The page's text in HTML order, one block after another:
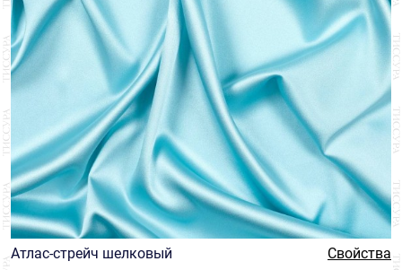
Атлас-стрейч шелковый
Свойства